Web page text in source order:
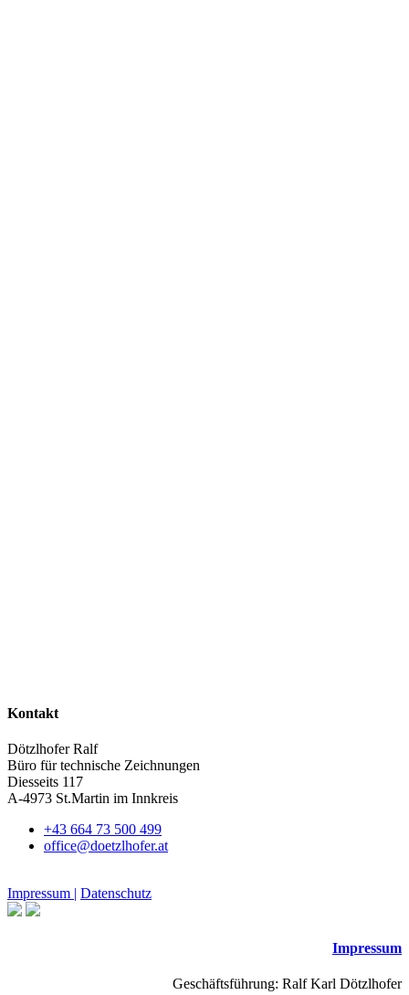
Kontakt
Dötzlhofer Ralf
Büro für technische Zeichnungen
Diesseits 117
A-4973 St.Martin im Innkreis
+43 664 73 500 499
office@doetzlhofer.at
Impressum | Datenschutz
Impressum
Geschäftsführung: Ralf Karl Dötzlhofer